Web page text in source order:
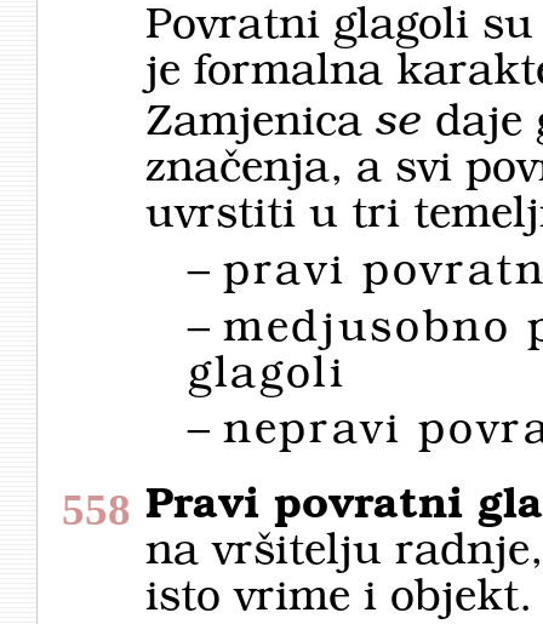
Povratni glagoli
je formalna
Zamjenica se daje
značenja, a svi
uvrstiti u tri
–pravi
–medjusobno
glagoli
–nepravi
558 Pravi povratni
na vršitelju
isto vrime i objekt.